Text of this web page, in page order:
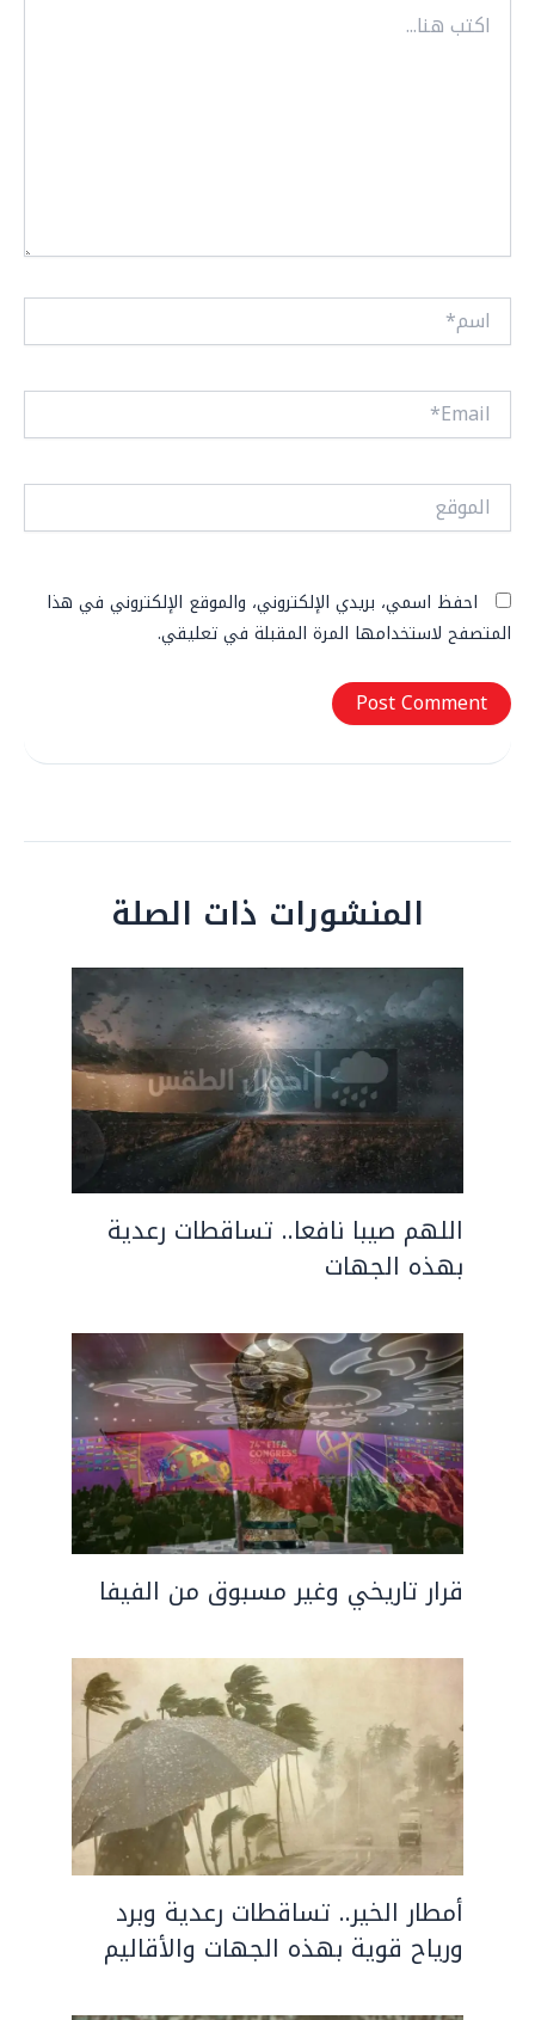
هنا...
اسم*
Email*
الموقع
احفظ اسمي، بريدي الإلكتروني، والموقع الإلكتروني في هذا
المتصفح لاستخدامها المرة المقبلة في تعليقي.
المنشورات ذات الصلة
اللهم صيبا نافعا.. تساقطات رعدية
بهذه الجهات
قرار تاريخي وغير مسبوق من الفيفا
أمطار الخير.. تساقطات رعدية وبرد
ورياح قوية بهذه الجهات والأقاليم